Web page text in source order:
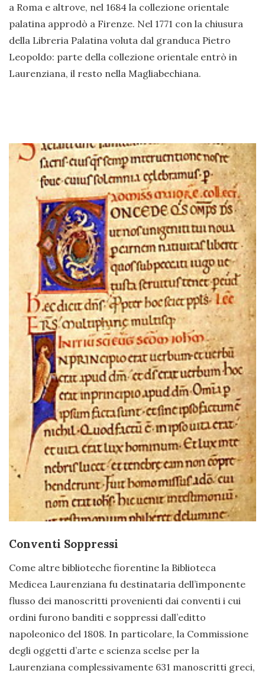
a Roma e altrove, nel 1684 la collezione orientale
palatina approdò a Firenze. Nel 1771 con la chiusura
della Libreria Palatina voluta dal granduca Pietro
Leopoldo: parte della collezione orientale entrò in
Laurenziana, il resto nella Magliabechiana.
Conventi Soppressi
Come altre biblioteche fiorentine la Biblioteca
Medicea Laurenziana fu destinataria dell’imponente
flusso dei manoscritti provenienti dai conventi i cui
ordini furono banditi e soppressi dall’editto
napoleonico del 1808. In particolare, la Commissione
degli oggetti d’arte e scienza scelse per la
Laurenziana complessivamente 631 manoscritti greci,